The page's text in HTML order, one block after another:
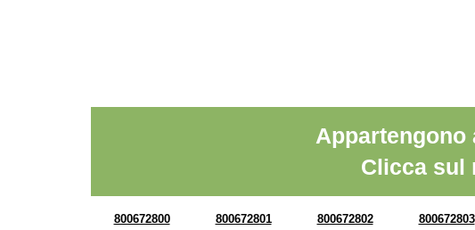
Appartengono
Clicca sul
800672800 800672801 800672802 800672803